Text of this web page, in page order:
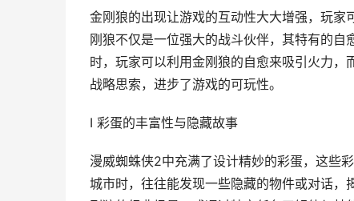
金刚狼的出现让游戏的互动性大大增强，玩
刚狼不仅是一位强大的战斗伙伴，其特有的
时，玩家可以利用金刚狼的自愈来吸引火力
战略思索，进步了游戏的可玩性。
I 彩蛋的丰富性与隐藏故事
漫威蜘蛛侠2中充满了设计精妙的彩蛋，这些
城市时，往往能发现一些隐藏的物件或对话